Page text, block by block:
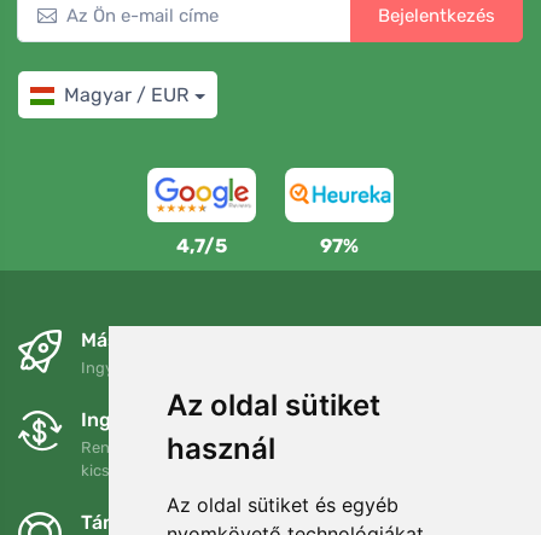
Az oldal sütiket
használ
Az oldal sütiket és egyéb
Bejelentkezés
Magyar / EUR
4,7/5 97%
Másnapra és ingyenesen
Ingyenes szállítás a következő összeg felett: 80 EUR
Ingyenes csere és visszaküldés
Rendelését 90 napon belül bármikor visszaküldheti vagy
kicserélheti.
Támogatjuk a Trees.org-ot